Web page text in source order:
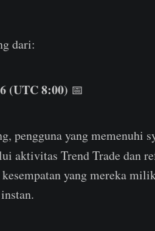
dari:
(UTC 8:00) 📅
pengguna yang memenuhi
aktivitas Trend Trade dan
yang mereka